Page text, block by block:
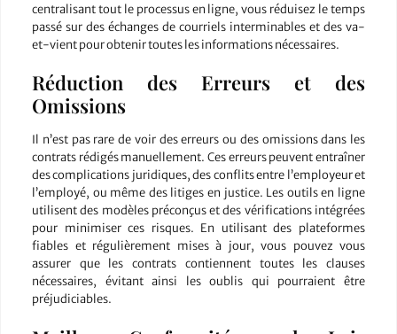
centralisant tout le processus en ligne, vous réduisez le temps
passé sur des échanges de courriels interminables et des va-
et-vient pour obtenir toutes les informations nécessaires.
Réduction des Erreurs et des
Omissions
Il n’est pas rare de voir des erreurs ou des omissions dans les
contrats rédigés manuellement. Ces erreurs peuvent entraîner
des complications juridiques, des conflits entre l’employeur et
l’employé, ou même des litiges en justice. Les outils en ligne
utilisent des modèles préconçus et des vérifications intégrées
pour minimiser ces risques. En utilisant des plateformes
fiables et régulièrement mises à jour, vous pouvez vous
assurer que les contrats contiennent toutes les clauses
nécessaires, évitant ainsi les oublis qui pourraient être
préjudiciables.